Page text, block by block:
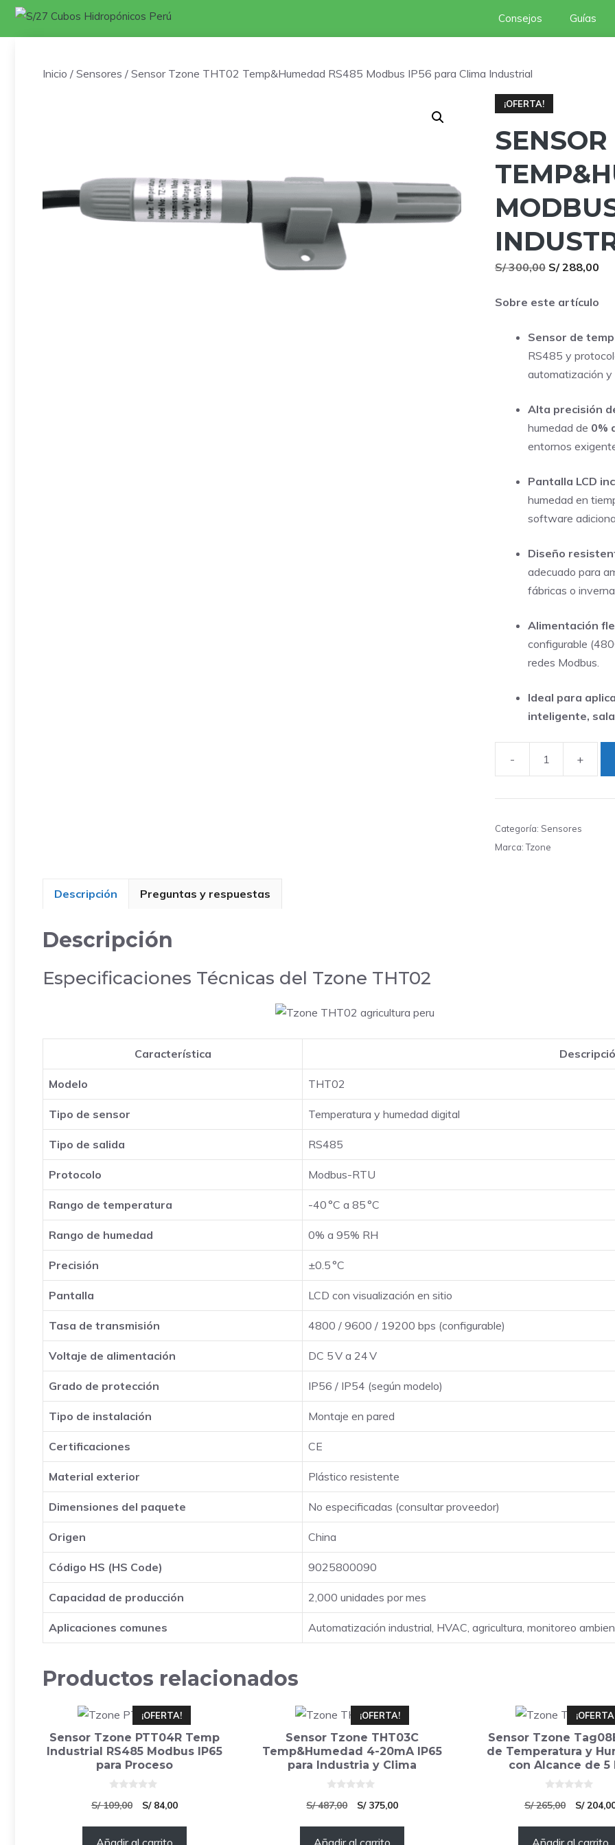
Saltar
Consejos Guías
Inicio / Sensores / Sensor Tzone THT02 Temp&Humedad RS485 Modbus IP56 para Clima Industrial
¡OFERTA!
S/300,00 El
original
S/ 300,00.
S/288,00El
S/
Sobre este artículo
Sensor de
RS485 y
automatización y
Alta precisión
humedad de 0%
entornos
Pantalla LCD
humedad en
software
Diseño
adecuado para
fábricas o
Alimentación
configurable
redes Modbus.
Ideal para
inteligente,
-
Temp&Humedad
RS485
+
Categoría: Sensores
Marca:Tzone
Descripción Preguntas y respuestas
Descripción
Especificaciones Técnicas del Tzone THT02
Característica
Modelo THT02
Tipo de sensor Temperatura y humedad digital
Tipo de salida RS485
Protocolo Modbus-RTU
Rango de temperatura -40 °C a 85 °C
Rango de humedad 0% a 95% RH
Precisión ±0.5 °C
Pantalla LCD con visualización en sitio
Tasa de transmisión 4800 / 9600 / 19200 bps (configurable)
Voltaje de alimentación DC 5 V a 24 V
Grado de protección IP56 / IP54 (según modelo)
Tipo de instalación Montaje en pared
Certificaciones CE
Material exterior Plástico resistente
Dimensiones del paquete No especificadas (consultar proveedor)
Origen China
Código HS (HS Code) 9025800090
Capacidad de producción 2,000 unidades por mes
Aplicaciones comunes Automatización industrial, HVAC, agricultura, monitoreo
Productos relacionados
¡OFERTA!
Sensor Tzone PTT04R Temp
Industrial RS485 Modbus IP65
para Proceso
d
S/109,00
El
original
S/84,00El
Añadir al carrito
¡OFERTA!
Sensor Tzone THT03C
Temp&Humedad 4-20mA IP65
para Industria y Clima
d
S/487,00
El
original
S/375,00El
Añadir al carrito
Sensor Tzone
de Temperatura y
con Alcance de 5
d
S/265,00
El
original
S/
Añadir al carrito